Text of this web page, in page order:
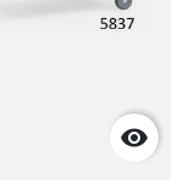
